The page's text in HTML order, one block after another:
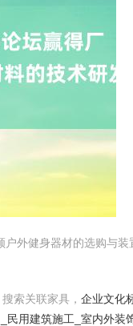
外健身器材的选购与
索关联家具， 企业文化
民用建筑施工_室内外装